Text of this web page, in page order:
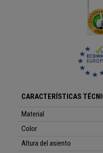
CARACTERÍSTICAS
Material
Color
Altura del asiento